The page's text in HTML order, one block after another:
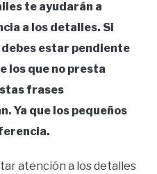
te ayudarán a
a los detalles. Si
estar pendiente
los que no presta
frases
Ya que los pequeños
atención a los detalles